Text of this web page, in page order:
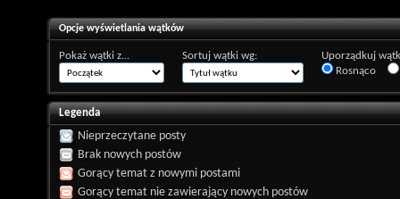
Opcje wyświetlania wątków
Pokaż wątki z... Sortuj wątki wg:
Uporządkuj
Rosnąco
Legenda
Nieprzeczytane posty
Brak nowych postów
Gorący temat z nowymi postami
Gorący temat nie zawierający nowych postów